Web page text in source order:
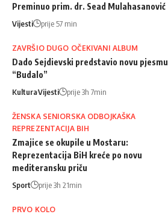
Preminuo prim. dr. Sead Mulahasanović
Vijesti prije 57 min
ZAVRŠIO DUGO OČEKIVANI ALBUM
Dado Sejdievski predstavio novu pjesmu
“Budalo”
KulturaVijesti prije 3h 7min
ŽENSKA SENIORSKA ODBOJKAŠKA
REPREZENTACIJA BIH
Zmajice se okupile u Mostaru:
Reprezentacija BiH kreće po novu
mediteransku priču
Sport prije 3h 21min
PRVO KOLO